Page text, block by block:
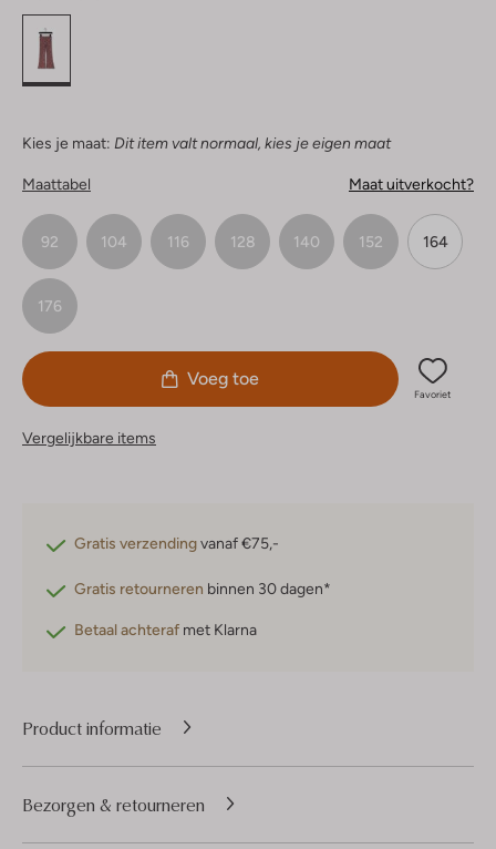
Kies je maat: Dit item valt normaal, kies je eigen maat
Maattabel Maat uitverkocht?
92 104 116 128 140 152 164
176
Voeg toe
Favoriet
Vergelijkbare items
Gratis verzendingvanaf €75,-
Gratis retourneren binnen 30 dagen*
Betaal achteraf met Klarna
Product informatie
Bezorgen & retourneren